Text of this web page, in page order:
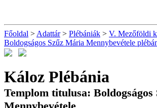
Főoldal > Adattár> Plébániák > V. Mezőföldi
Boldogságos Szűz Mária Mennybevétele
Káloz Plébánia
Templom titulusa: